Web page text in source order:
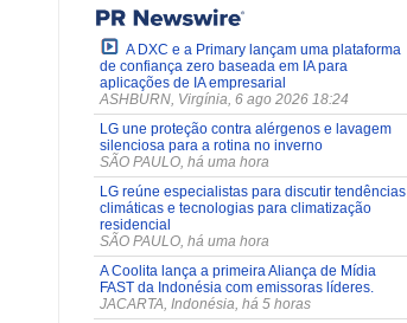
A DXC e a Primary lançam uma plataforma
de confiança zero baseada em IA para
aplicações de IA empresarial
ASHBURN, Virgínia, 6 ago 2026 18:24
LG une proteção contra alérgenos e lavagem
silenciosa para a rotina no inverno
SÃO PAULO, há uma hora
LG reúne especialistas para discutir tendências
climáticas e tecnologias para climatização
residencial
SÃO PAULO, há uma hora
A Coolita lança a primeira Aliança de Mídia
FAST da Indonésia com emissoras líderes.
JACARTA, Indonésia, há 5 horas